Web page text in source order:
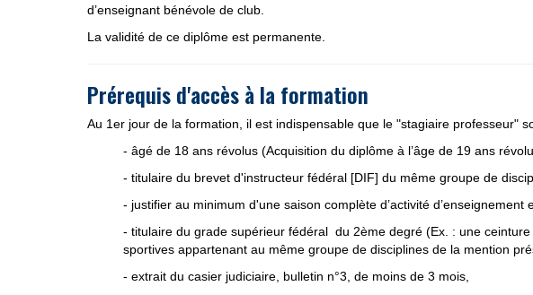
d’enseignant bénévole de club.
La validité de ce diplôme est permanente.
Prérequis d'accès à la formation
Au 1er jour de la formation, il est indispensable que le "stagiaire professeur"
- âgé de 18 ans révolus (Acquisition du diplôme à l’âge de 19 ans
- titulaire du brevet d'instructeur fédéral [DIF] du même groupe de
- justifier au minimum d'une saison complète d’activité
- titulaire du grade supérieur fédéral du 2ème degré (Ex. : une ceinture
sportives appartenant au même groupe de disciplines de la mention
- extrait du casier judiciaire, bulletin n°3, de moins de 3 mois,